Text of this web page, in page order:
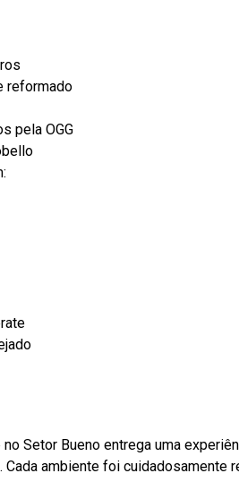
reformado
pela OGG
Setor Bueno entrega uma
ambiente foi cuidadosamente